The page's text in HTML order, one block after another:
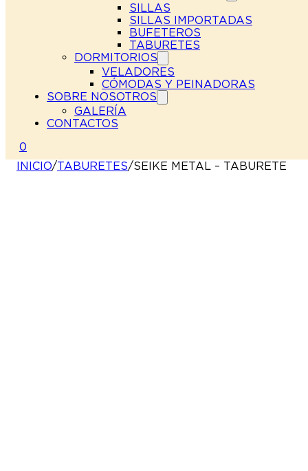
SILLAS
SILLAS IMPORTADAS
BUFETEROS
TABURETES
DORMITORIOS
VELADORES
CÓMODAS Y PEINADORAS
SOBRE NOSOTROS
GALERÍA
CONTACTOS
0
INICIO/TABURETES/SEIKE METAL – TABURETE